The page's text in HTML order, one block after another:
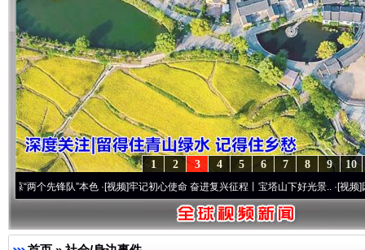
10
9
8
7
6
5
4
3
2
1
锋队”本色·[视频]牢记初心使命 奋进复兴征程丨宝塔山下好光景..·[视频]因党而生